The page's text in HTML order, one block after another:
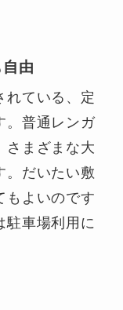
由
れている、定
。普通レンガ
さまざまな大
。だいたい敷
もよいのです
駐車場利用に